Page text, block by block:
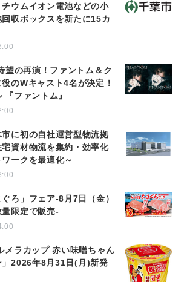
ウムイオン電池などの小
収ボックスを新たに15カ
望の再演！ファントム＆ク
のWキャスト4名が決定！
『ファントム』
に初の自社運営型物流拠
資材物流を集約・効率化
ークを最適化～
ぐろ」フェア-8月7日（金）
限定で販売-
メラカップ 赤い味噌ちゃん
」2026年8月31日(月)新発